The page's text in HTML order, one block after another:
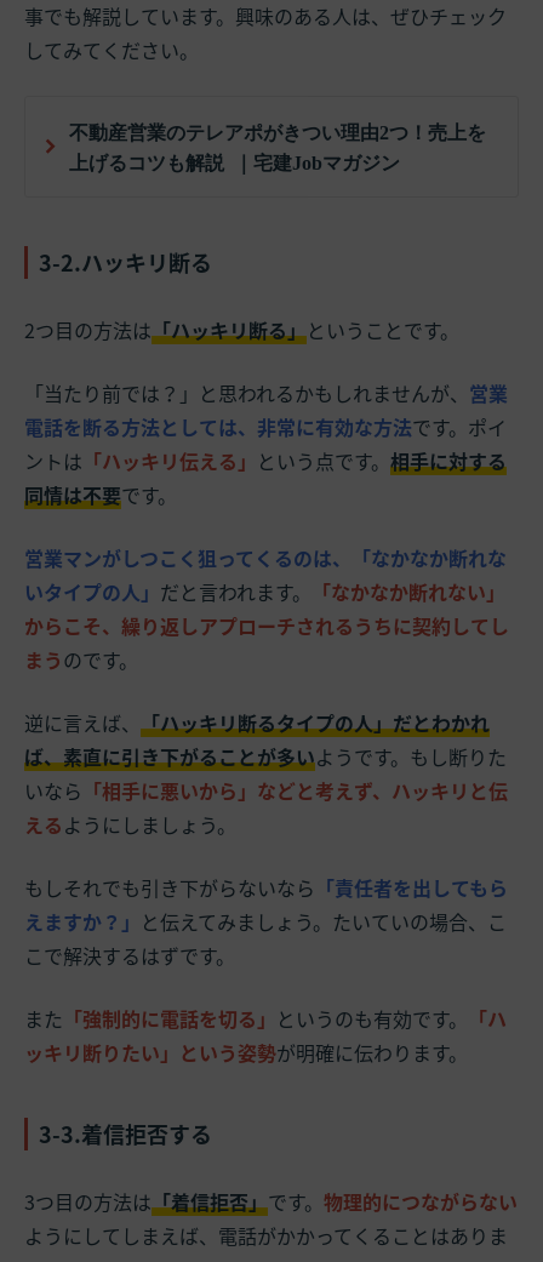
事でも解説しています。興味のある人は、ぜひチェック
してみてください。
不動産営業のテレアポがきつい理由2つ！売上を
上げるコツも解説 ｜宅建Jobマガジン
3-2.ハッキリ断る
2つ目の方法は「ハッキリ断る」ということです。
「当たり前では？」と思われるかもしれませんが、 営業
電話を断る方法としては、非常に有効な方法です。ポイ
ントは 「ハッキリ伝える」 という点です。 相手に対する
同情は不要です。
営業マンがしつこく狙ってくるのは、「なかなか断れな
いタイプの人」 だと言われます。
「なかなか断れない」
からこそ、繰り返しアプローチされるうちに契約してし
まうのです。
逆に言えば、 「ハッキリ断るタイプの人」だとわかれ
ば、素直に引き下がることが多いようです。もし断りた
いなら 「相手に悪いから」などと考えず、ハッキリと伝
えるようにしましょう。
もしそれでも引き下がらないなら 「責任者を出してもら
えますか？」 と伝えてみましょう。たいていの場合、こ
こで解決するはずです。
また 「強制的に電話を切る」 というのも有効です。
「ハ
ッキリ断りたい」という姿勢が明確に伝わります。
3-3.着信拒否する
3つ目の方法は「着信拒否」です。 物理的につながらない
ようにしてしまえば、電話がかかってくることはありま